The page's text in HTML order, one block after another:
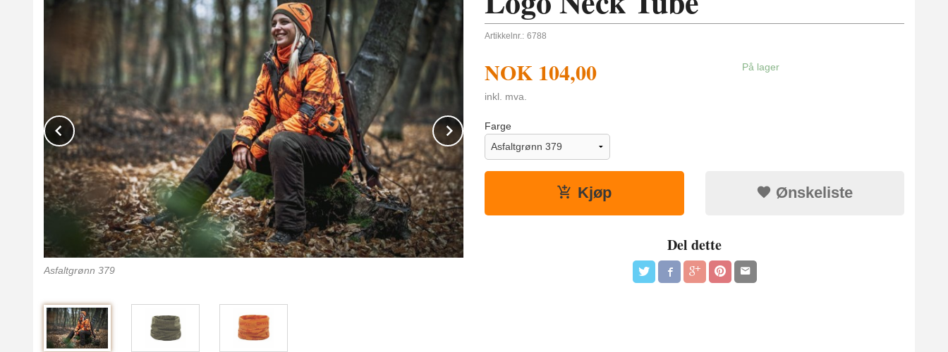
Asfaltgrønn 379
Prev Next
Artikkelnr.: 6788
NOK 104,00
inkl. mva.
På lager
Farge
Kjøp Ønskeliste
Del dette